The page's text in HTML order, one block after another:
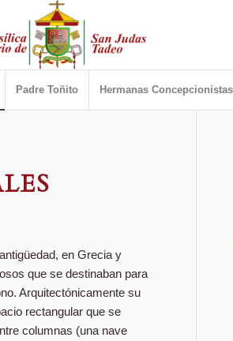
Padre Toñito Hermanas Concepcionistas
en Grecia y
que se destinaban para
Arquitectónicamente su
rectangular que se
columnas (una nave